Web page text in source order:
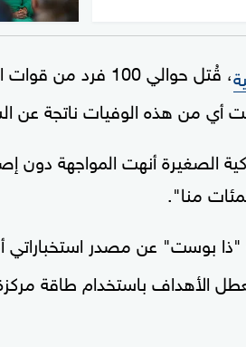
أي من هذه الوفيات ناتجة عن
الصغيرة أنهت المواجهة
منا".
بوست" عن مصدر استخباراتي
الأهداف باستخدام طاقة